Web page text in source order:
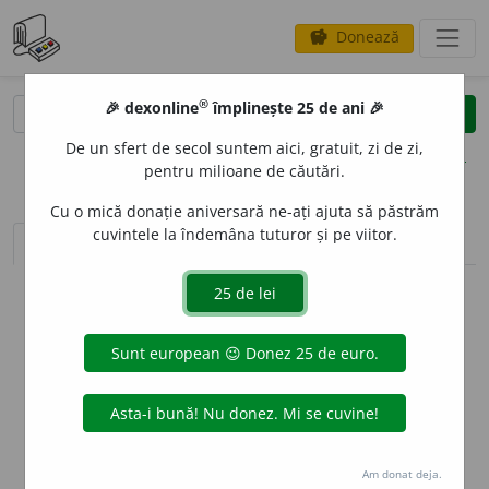
savings Donează
clear
opțiuni
sinteza definițiilor (1) definiții (12) declinări
info
Aceste definiții sunt compilate de
echipa dexonline. Definițiile
originale se află pe filadefiniții.
preferințe
🎉 dexonline® împlinește 25 de ani 🎉
De un sfert de secol suntem aici, gratuit, zi de zi,
pentru milioane de căutări.
Cu o mică donație aniversară ne-ați ajuta să păstrăm
cuvintele la îndemâna tuturor și pe viitor.
Am donat deja.